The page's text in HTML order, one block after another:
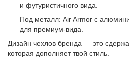
и футуристичного вида.
Под металл: Air Armor с
для премиум-вида.
Дизайн чехлов бренда — это
которая дополняет твой стиль.